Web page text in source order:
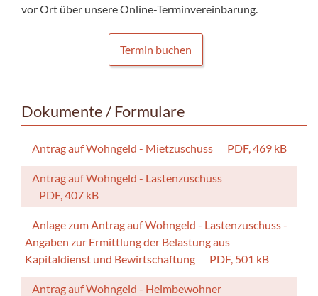
vor Ort über unsere Online-Terminvereinbarung.
Termin buchen
Dokumente / Formulare
Antrag auf Wohngeld - Mietzuschuss PDF, 469 kB
Antrag auf Wohngeld - Lastenzuschuss
PDF, 407 kB
Anlage zum Antrag auf Wohngeld - Lastenzuschuss -
Angaben zur Ermittlung der Belastung aus
Kapitaldienst und Bewirtschaftung
PDF, 501 kB
Antrag auf Wohngeld - Heimbewohner